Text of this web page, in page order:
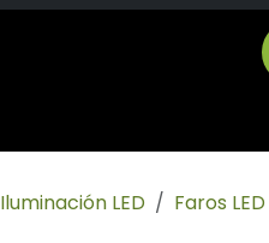
Iluminación LED Faros LED